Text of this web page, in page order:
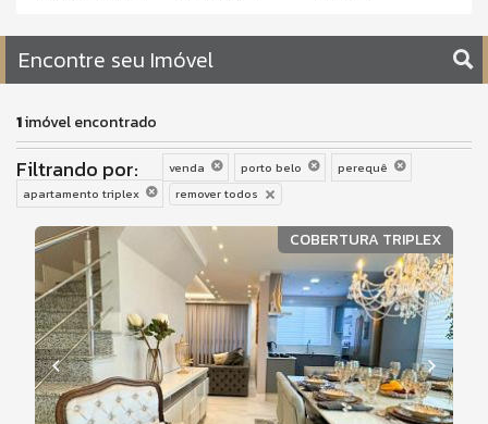
Encontre seu Imóvel
1imóvel encontrado
Filtrando por: venda porto belo
perequê
apartamento triplex
remover todos
COBERTURA TRIPLEX